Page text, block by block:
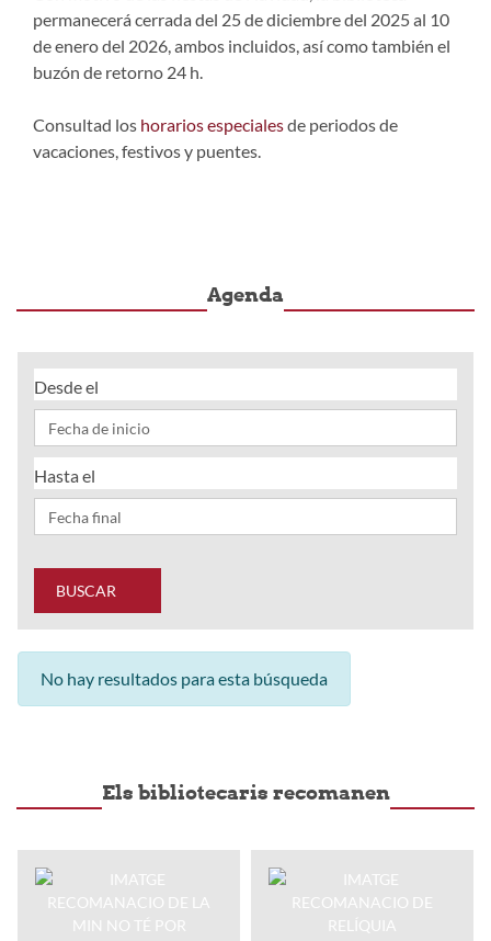
permanecerá cerrada del 25 de diciembre del 2025 al 10
de enero del 2026, ambos incluidos, así como también el
buzón de retorno 24 h.
Consultad los horarios especialesde periodos de
vacaciones, festivos y puentes.
Agenda
Desde el
Hasta el
BUSCAR
No hay resultados para esta búsqueda
Els bibliotecaris recomanen